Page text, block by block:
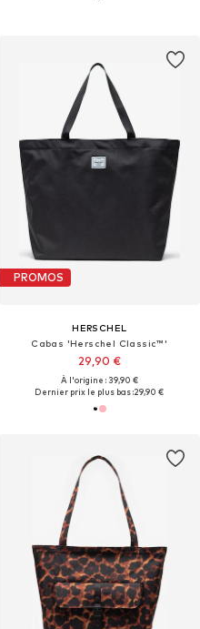
PROMOS
HERSCHEL
Cabas 'Herschel Classic™'
29,90 €
À l'origine : 39,90 €
Dernier prix le plus bas :29,90 €